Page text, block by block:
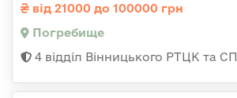
від 21000 до 100000 грн
Погребище
4 відділ Вінницького РТЦК та СП